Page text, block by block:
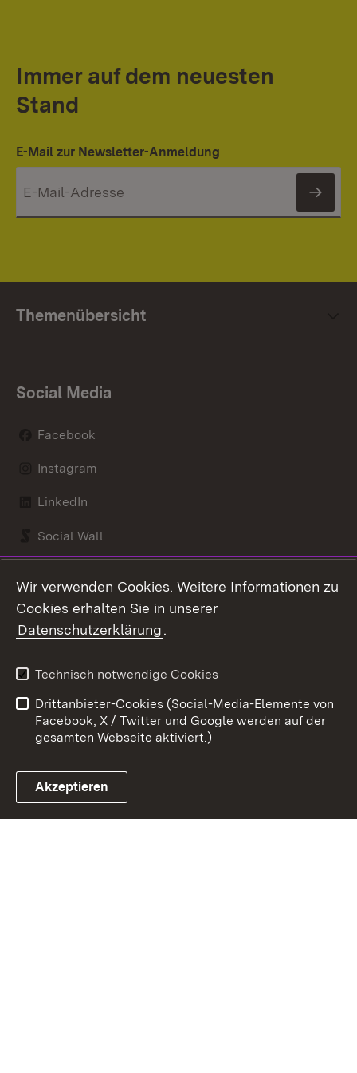
Immer auf dem neuesten
Stand
E-Mail zur Newsletter-Anmeldung
Themenübersicht
Social Media
Facebook
Instagram
LinkedIn
Social Wall
Link zum Landesportal
Kontakt
Barrierefreiheit
Impressum
Cookies
Wir verwenden Cookies. Weitere Informationen zu
Cookies erhalten Sie in unserer
Datenschutzerklärung.
Technisch notwendige Cookies
Drittanbieter-Cookies (Social-Media-Elemente von
Facebook, X / Twitter und Google werden auf der
gesamten Webseite aktiviert.)
Akzeptieren